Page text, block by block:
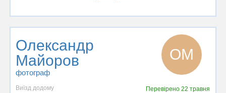
Олександр
Майоров
фотограф
ОМ
Виїзд додому Перевірено22 травня